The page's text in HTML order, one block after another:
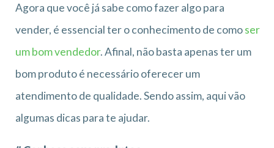
Agora que você já sabe como fazer algo para
vender, é essencial ter o conhecimento de comoser
um bom vendedor. Afinal, não basta apenas ter um
bom produto é necessário oferecer um
atendimento de qualidade. Sendo assim, aqui vão
algumas dicas para te ajudar.